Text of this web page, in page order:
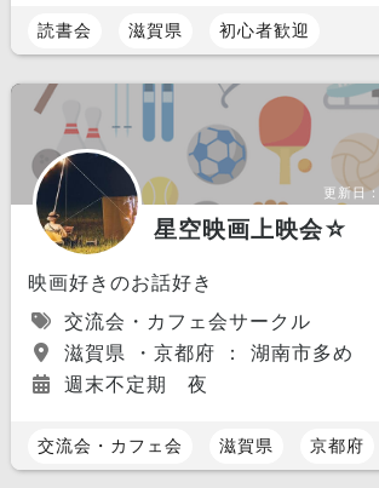
読書会 滋賀県 初心者歓迎
更新日：
星空映画上映会☆
映画好きのお話好き
交流会・カフェ会サークル
滋賀県 ・京都府 ： 湖南市多め
週末不定期 夜
交流会・カフェ会 滋賀県 京都府